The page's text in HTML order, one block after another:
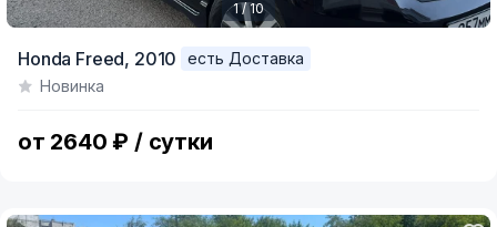
of
1 / 10
Honda Freed, 2010
есть Доставка
Новинка
от 2640 ₽ / сутки